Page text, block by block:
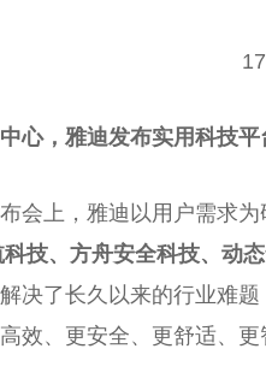
心，雅迪发布实用科技平
会上，雅迪以用户需求
技、方舟安全科技、动
决了长久以来的行业难
效、更安全、更舒适、更